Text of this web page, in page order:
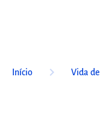
Início keyboard_arrow_right Vida